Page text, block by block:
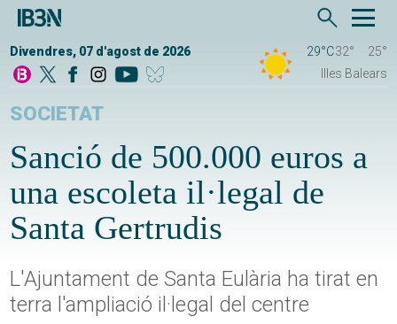
Divendres, 07 d'agost de 2026 29°C32°
25°
Illes Balears
SOCIETAT
Sanció de 500.000 euros a
una escoleta il·legal de
Santa Gertrudis
L'Ajuntament de Santa Eulària ha tirat en
terra l'ampliació il·legal del centre